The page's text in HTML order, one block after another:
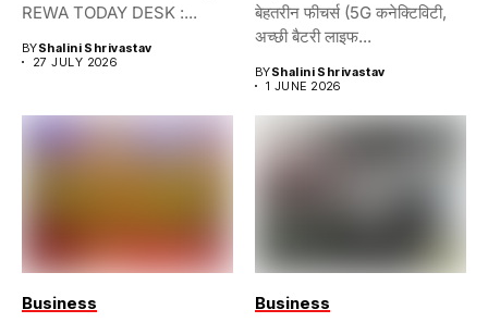
REWA TODAY DESK :...
BYShalini Shrivastav
27 JULY 2026
बेहतरीन फीचर्स (5G कनेक्टिविटी,
अच्छी बैटरी लाइफ...
BYShalini Shrivastav
1 JUNE 2026
Business Business